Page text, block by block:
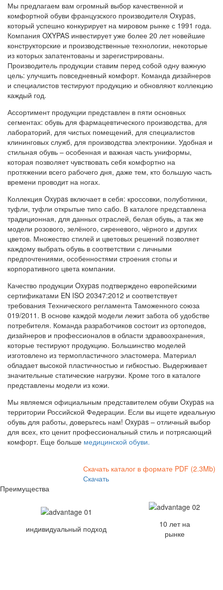
Мы предлагаем вам огромный выбор качественной и
комфортной обуви французского производителя Oxypas,
который успешно конкурирует на мировом рынке с 1991 года.
Компания OXYPAS инвестирует уже более 20 лет новейшие
конструкторские и производственные технологии, некоторые
из которых запатентованы и зарегистрированы.
Производитель продукции ставим перед собой одну важную
цель: улучшить повседневный комфорт. Команда дизайнеров
и специалистов тестируют продукцию и обновляют коллекцию
каждый год.
Ассортимент продукции представлен в пяти основных
сегментах: обувь для фармацевтического производства, для
лабораторий, для чистых помещений, для специалистов
клининговых служб, для производства электроники. Удобная и
стильная обувь – особенная и важная часть униформы,
которая позволяет чувствовать себя комфортно на
протяжении всего рабочего дня, даже тем, кто большую часть
времени проводит на ногах.
Коллекция Oxypas включает в себя: кроссовки, полуботинки,
туфли, туфли открытые типо сабо. В каталоге представлена
традиционная, для данных отраслей, белая обувь, а так же
модели розового, зелёного, сиреневого, чёрного и других
цветов. Множество стилей и цветовых решений позволяет
каждому выбрать обувь в соответствии с личными
предпочтениями, особенностями строения стопы и
корпоративного цвета компании.
Качество продукции Oxypas подтверждено европейскими
сертификатами EN ISO 20347:2012 и соответствует
требования Технического регламента Таможенного союза
019/2011. В основе каждой модели лежит забота об удобстве
потребителя. Команда разработчиков состоит из ортопедов,
дизайнеров и профессионалов в области здравоохранения,
которые тестируют продукцию. Большинство моделей
изготовлено из термопластичного эластомера. Материал
обладает высокой пластичностью и гибкостью. Выдерживает
значительные статические нагрузки. Кроме того в каталоге
представлены модели из кожи.
Мы являемся официальным представителем обуви Oxypas на
территории Российской Федерации. Если вы ищете идеальную
обувь для работы, доверьтесь нам! Oxypas – отличный выбор
для всех, кто ценит профессиональный стиль и потрясающий
комфорт. Еще больше медицинской обуви.
Скачать каталог в формате PDF (2.3Mb)
Скачать
Преимущества
индивидуальный подход
10 лет на
рынке